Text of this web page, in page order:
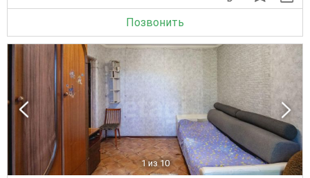
Позвонить
1 из 10